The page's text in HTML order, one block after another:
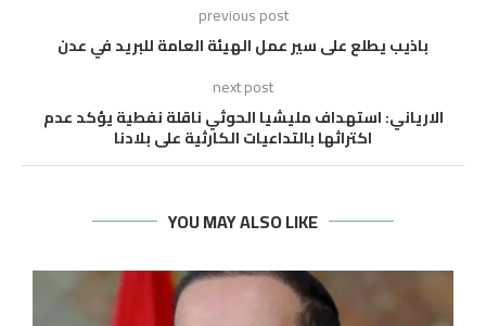
previous post
باذيب يطلع على سير عمل الهيئة العامة للبريد في عدن
next post
الارياني: استهداف مليشيا الحوثي ناقلة نفطية يؤكد عدم
اكتراثها بالتداعيات الكارثية على بلادنا
YOU MAY ALSO LIKE